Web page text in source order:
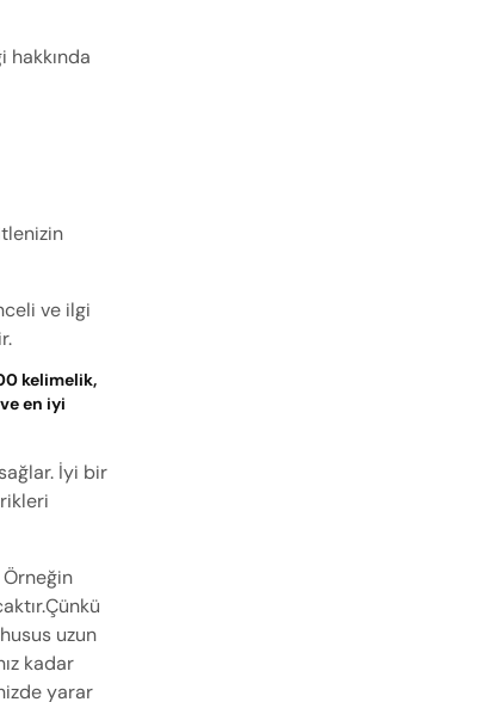
hakkında
ve ilgi
kelimelik,
en iyi
İyi bir
uzun
kadar
yarar